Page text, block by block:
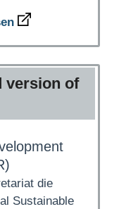
version of
die
Sustainable